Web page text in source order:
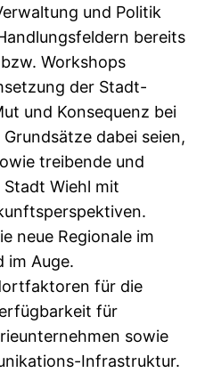
und Politik
bereits
Workshops
der Stadt-
und Konsequenz bei
dabei seien,
treibende und
Wiehl mit
neue Regionale im
im Auge.
für die
für
sowie
Infrastruktur.